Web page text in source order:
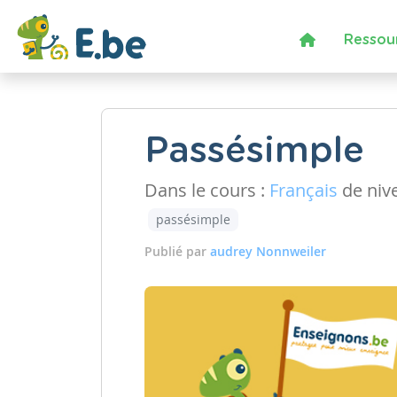
Passésimple
Dans le cours : Français de
passésimple
Publié par audrey Nonnweiler